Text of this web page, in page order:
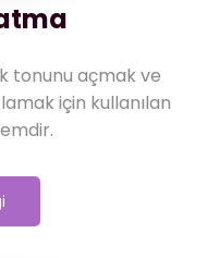
tonunu açmak ve
için kullanılan